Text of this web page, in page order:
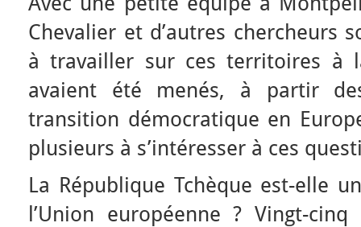
Chevalier et d’autres chercheurs
à travailler sur ces territoires à
avaient été menés, à partir
transition démocratique en
plusieurs à s’intéresser à ces
La République Tchèque est-elle
l’Union européenne ? Vingt-